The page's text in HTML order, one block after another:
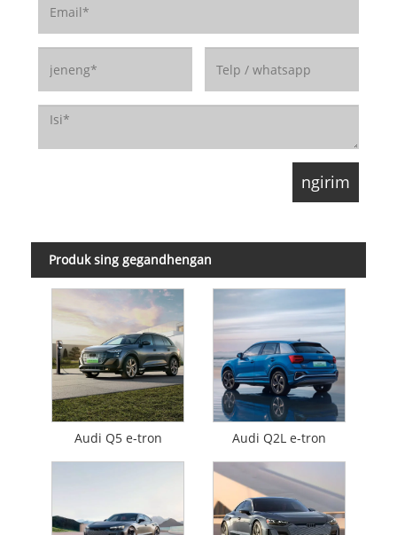
Produk sing gegandhengan
Audi Q5 e-tron Audi Q2L e-tron